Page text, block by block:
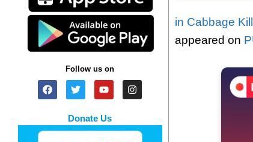
Follow us on
Donate Us
in Cabbage
appeared on